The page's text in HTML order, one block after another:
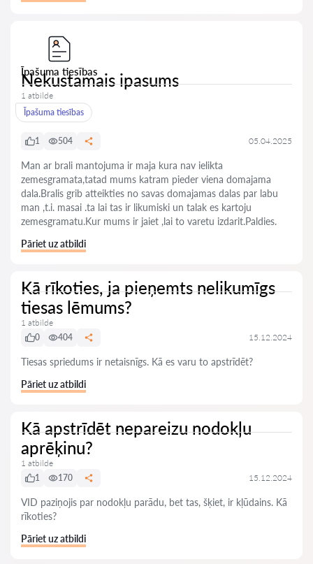
Īpašuma tiesības
Nekustamais ipasums
1 atbilde
Īpašuma tiesības
1 504 05.04.2025
Man ar brali mantojuma ir maja kura nav ielikta
zemesgramata,tatad mums katram pieder viena domajama
dala.Bralis grib atteikties no savas domajamas dalas par labu
man ,t.i. masai .ta lai tas ir likumiski un talak es kartoju
zemesgramatu.Kur mums ir jaiet ,lai to varetu izdarit.Paldies.
Pāriet uz atbildi
Kā rīkoties, ja pieņemts nelikumīgs
tiesas lēmums?
1 atbilde
0
404 15.12.2024
Tiesas spriedums ir netaisnīgs. Kā es varu to apstrīdēt?
Pāriet uz atbildi
Kā apstrīdēt nepareizu nodokļu
aprēķinu?
1 atbilde
1
170 15.12.2024
VID paziņojis par nodokļu parādu, bet tas, šķiet, ir kļūdains. Kā
rīkoties?
Pāriet uz atbildi